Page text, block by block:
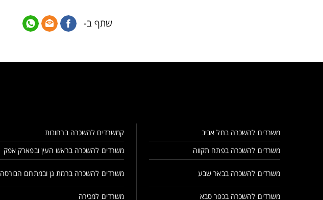
שתף ב-
משרדים להשכרה בתל אביב קמשרדים להשכרה ברחובות
משרדים להשכרה בפתח תקווה
משרדים להשכרה בראש העין ובפארק אפק
משרדים להשכרה בבאר שבע משרדים להשכרה ברמת גן ובמתחם הבורסה
משרדים להשכרה בכפר סבא משרדים למכירה